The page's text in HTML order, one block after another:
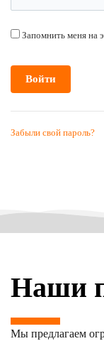
Запомнить меня на
Забыли свой пароль?
Наши
Мы предлагаем